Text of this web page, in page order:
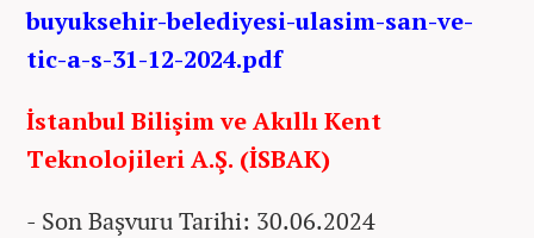
buyuksehir-belediyesi-ulasim-san-ve-
tic-a-s-31-12-2024.pdf
İstanbul Bilişim ve Akıllı Kent
Teknolojileri A.Ş. (İSBAK)
- Son Başvuru Tarihi: 30.06.2024